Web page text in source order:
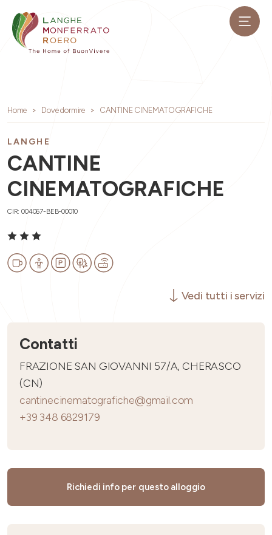
Home Dove dormire CANTINE CINEMATOGRAFICHE
LANGHE
CANTINE
CINEMATOGRAFICHE
CIR: 004067-BEB-00010
Vedi tutti i servizi
Contatti
FRAZIONE SAN GIOVANNI 57/A, CHERASCO
(CN)
cantinecinematografiche@gmail.com
+39 348 6829179
Richiedi info per questo alloggio